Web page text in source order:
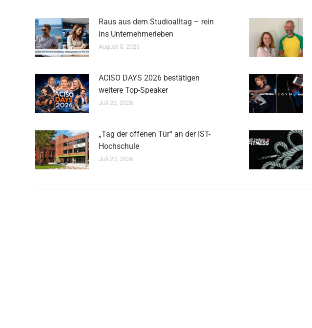
Raus aus dem Studioalltag – rein
ins Unternehmerleben
August 5, 2026
ACISO DAYS 2026 bestätigen
weitere Top-Speaker
Juli 23, 2026
„Tag der offenen Tür“ an der IST-
Hochschule
Juli 20, 2026